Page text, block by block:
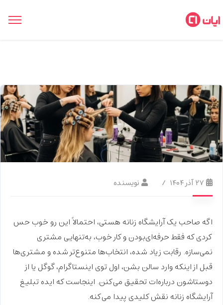
۲۷ آذر ۱۴۰۴ نویسنده
اگه صاحب یک آرایشگاه زنانه هستی، احتمالاً این رو خوب حس
کردی که فقط حرفه‌ای‌بودن و کار خوب، به‌تنهایی مشتری
نمی‌سازه. رقابت زیاد شده، انتخاب‌ها متنوع‌ترشده و مشتری‌ها
قبل از اینکه وارد سالن بشن، اول توی اینستاگرام، گوگل یا از
دوستاشون درباره‌ات تحقیق می‌کنن. اینجاست که ایده تبلیغ
آرایشگاه زنانه نقش کلیدی پیدا می‌کنه.